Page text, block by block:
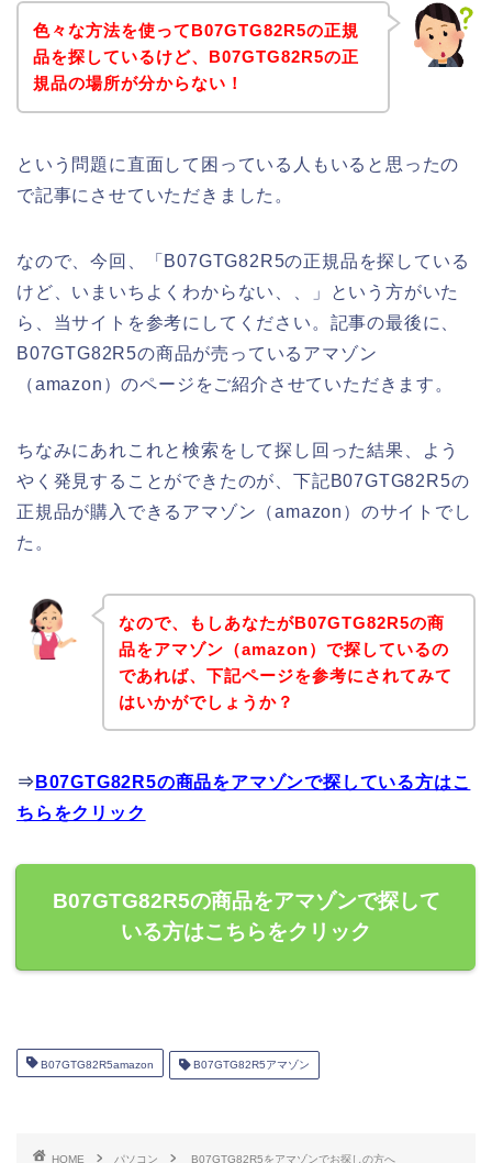
色々な方法を使ってB07GTG82R5の正規
品を探しているけど、B07GTG82R5の正
規品の場所が分からない！
という問題に直面して困っている人もいると思ったの
で記事にさせていただきました。
なので、今回、「B07GTG82R5の正規品を探している
けど、いまいちよくわからない、、」という方がいた
ら、当サイトを参考にしてください。記事の最後に、
B07GTG82R5の商品が売っているアマゾン
（amazon）のページをご紹介させていただきます。
ちなみにあれこれと検索をして探し回った結果、よう
やく発見することができたのが、下記B07GTG82R5の
正規品が購入できるアマゾン（amazon）のサイトでし
た。
なので、もしあなたがB07GTG82R5の商
品をアマゾン（amazon）で探しているの
であれば、下記ページを参考にされてみて
はいかがでしょうか？
⇒ B07GTG82R5の商品をアマゾンで探している方はこ
ちらをクリック
B07GTG82R5の商品をアマゾンで探して
いる方はこちらをクリック
B07GTG82R5amazon B07GTG82R5アマゾン
HOME パソコン B07GTG82R5をアマゾンでお探しの方へ